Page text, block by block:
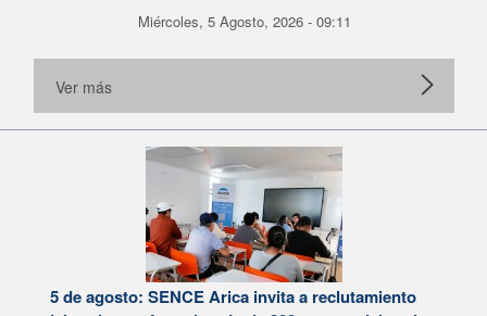
Miércoles, 5 Agosto, 2026 - 09:11
Ver más
5 de agosto: SENCE Arica invita a reclutamiento